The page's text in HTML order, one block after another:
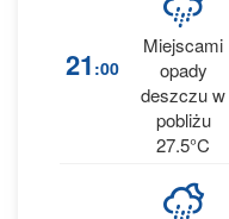
21 :00
Miejscami
opady
deszczu w
pobliżu
27.5°C